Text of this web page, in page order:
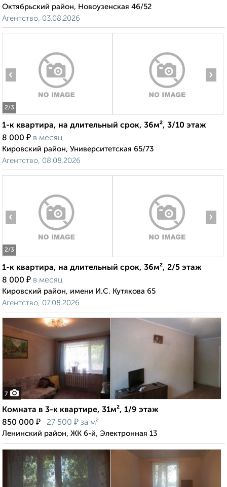
Октябрьский район, Новоузенская 46/52
Агентство, 03.08.2026
2/3
‹ ›
1-к квартира, на длительный срок, 36м², 3/10 этаж
8 000 ₽ в месяц
Кировский район, Университетская 65/73
Агентство, 08.08.2026
2/3
‹ ›
1-к квартира, на длительный срок, 36м², 2/5 этаж
8 000 ₽ в месяц
Кировский район, имени И.С. Кутякова 65
Агентство, 07.08.2026
7
Комната в 3-к квартире, 31м², 1/9 этаж
850 000 ₽ 27 500 ₽ за м²
Ленинский район, ЖК 6-й, Электронная 13